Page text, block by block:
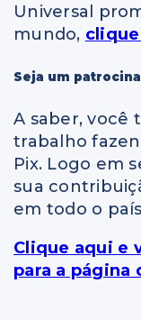
Universal
mundo,
Seja um
A saber, você
trabalho
Pix. Logo em
sua
em todo o
Clique aqui e
para a página